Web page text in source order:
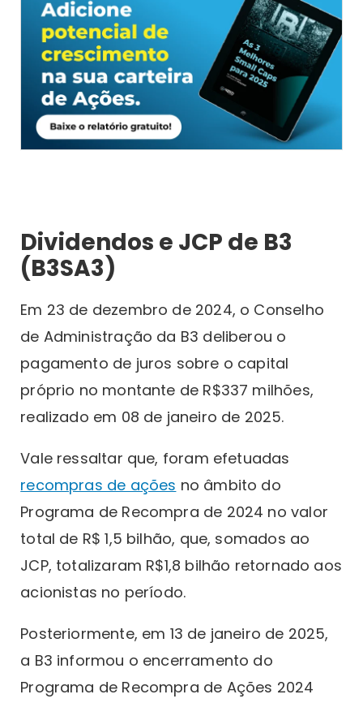
Dividendos e JCP de B3
(B3SA3)
Em 23 de dezembro de 2024, o Conselho
de Administração da B3 deliberou o
pagamento de juros sobre o capital
próprio no montante de R$337 milhões,
realizado em 08 de janeiro de 2025.
Vale ressaltar que, foram efetuadas
recompras de ações no âmbito do
Programa de Recompra de 2024 no valor
total de R$ 1,5 bilhão, que, somados ao
JCP, totalizaram R$1,8 bilhão retornado aos
acionistas no período.
Posteriormente, em 13 de janeiro de 2025,
a B3 informou o encerramento do
Programa de Recompra de Ações 2024